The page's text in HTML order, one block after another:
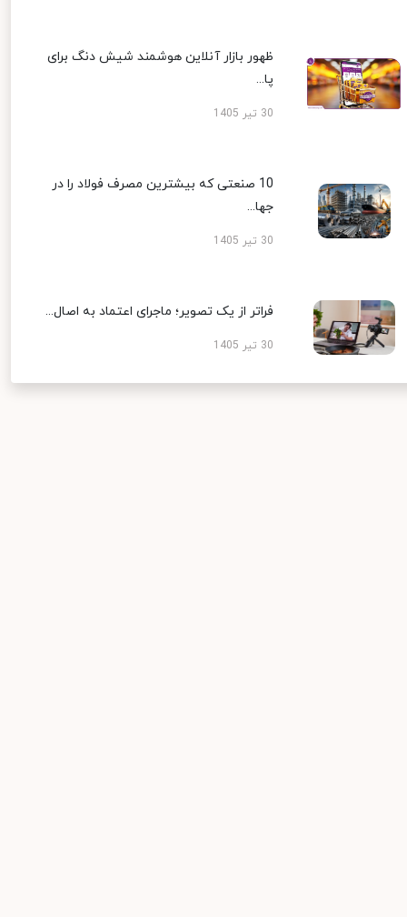
ظهور بازار آنلاین هوشمند شیش دنگ برای
پا...
30 تیر 1405
10 صنعتی که بیشترین مصرف فولاد را در
جها...
30 تیر 1405
فراتر از یک تصویر؛ ماجرای اعتماد به اصال...
30 تیر 1405